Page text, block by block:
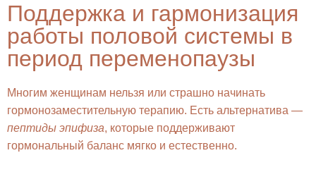
Поддержка и гармонизация
работы половой системы в
период переменопаузы
Многим женщинам нельзя или страшно начинать
гормонозаместительную терапию. Есть альтернатива —
пептиды эпифиза, которые поддерживают
гормональный баланс мягко и естественно.